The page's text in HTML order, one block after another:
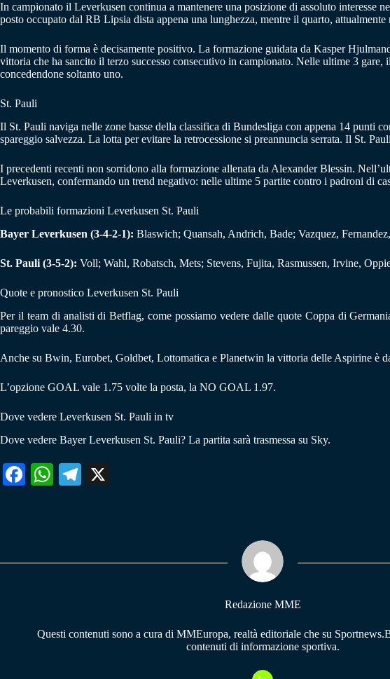
In campionato il Leverkusen continua a mantenere una posizione di assoluto interesse
posto occupato dal RB Lipsia dista appena una lunghezza, mentre il quarto,
Il momento di forma è decisamente positivo. La formazione guidata da Kasper
vittoria che ha sancito il terzo successo consecutivo in campionato. Nelle ultime 3
concedendone soltanto uno.
St. Pauli
Il St. Pauli naviga nelle zone basse della classifica di Bundesliga con appena 14 punti
spareggio salvezza. La lotta per evitare la retrocessione si preannuncia serrata. Il St.
I precedenti recenti non sorridono alla formazione allenata da Alexander Blessin.
Leverkusen, confermando un trend negativo: nelle ultime 5 partite contro i padroni di
Le probabili formazioni Leverkusen St. Pauli
Bayer Leverkusen (3-4-2-1): Blaswich; Quansah, Andrich, Bade; Vazquez,
St. Pauli (3-5-2): Voll; Wahl, Robatsch, Mets; Stevens, Fujita, Rasmussen, Irvine,
Quote e pronostico Leverkusen St. Pauli
Per il team di analisti di Betflag, come possiamo vedere dalle quote Coppa di
pareggio vale 4.30.
Anche su Bwin, Eurobet, Goldbet, Lottomatica e Planetwin la vittoria delle Aspirine è
L’opzione GOAL vale 1.75 volte la posta, la NO GOAL 1.97.
Dove vedere Leverkusen St. Pauli in tv
Dove vedere Bayer Leverkusen St. Pauli? La partita sarà trasmessa su Sky.
Fa W
pp
Te
m
Redazione MME
Questi contenuti sono a cura di MMEuropa, realtà editoriale che su
contenuti di informazione sportiva.